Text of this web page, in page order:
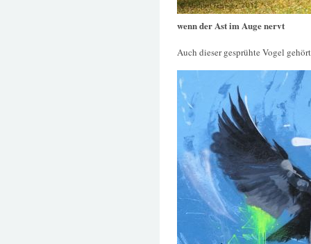
wenn der Ast im Auge nervt
Auch dieser gesprühte Vogel